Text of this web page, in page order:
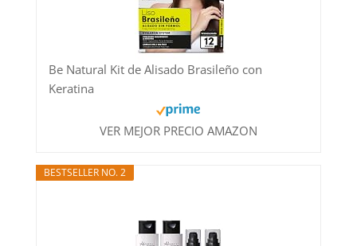
Be Natural Kit de Alisado Brasileño con
Keratina
VER MEJOR PRECIO AMAZON
BESTSELLER NO. 2